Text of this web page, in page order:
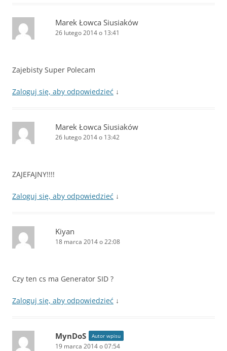
Marek Łowca Siusiaków
26 lutego 2014 o 13:41
Zajebisty Super Polecam
Zaloguj się, aby odpowiedzieć ↓
Marek Łowca Siusiaków
26 lutego 2014 o 13:42
ZAJEFAJNY!!!!
Zaloguj się, aby odpowiedzieć ↓
Kiyan
18 marca 2014 o 22:08
Czy ten cs ma Generator SID ?
Zaloguj się, aby odpowiedzieć ↓
MynDoS Autor wpisu
19 marca 2014 o 07:54